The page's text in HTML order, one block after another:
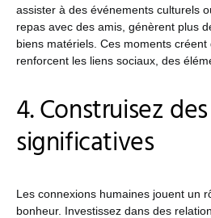
assister à des événements culturels
repas avec des amis, génèrent plus
biens matériels. Ces moments
renforcent les liens sociaux, des
4. Construisez
significatives
Les connexions humaines jouent un
bonheur. Investissez dans des